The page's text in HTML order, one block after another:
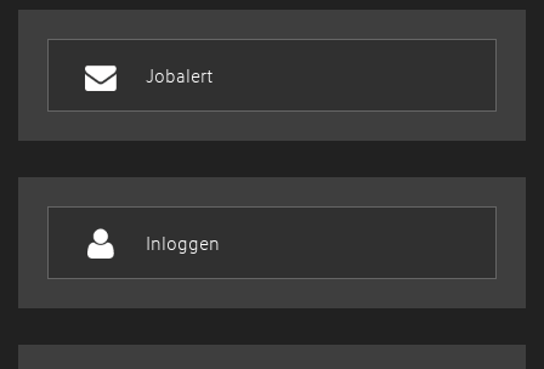
Jobalert
Inloggen